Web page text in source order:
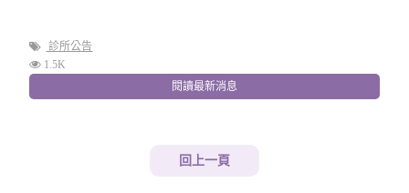
診所公告
1.5K
閱讀最新消息
回上一頁